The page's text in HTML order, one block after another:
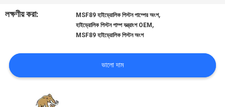
খবর
কেস
লক্ষণীয় করা:
MSF89 হাইড্রোলিক পিস্টন পাম্পের অংশ,
হাইড্রোলিক পিস্টন পাম্প যন্ত্রাংশ OEM ,
MSF89 হাইড্রোলিক পিস্টন অংশ
ভালো দাম